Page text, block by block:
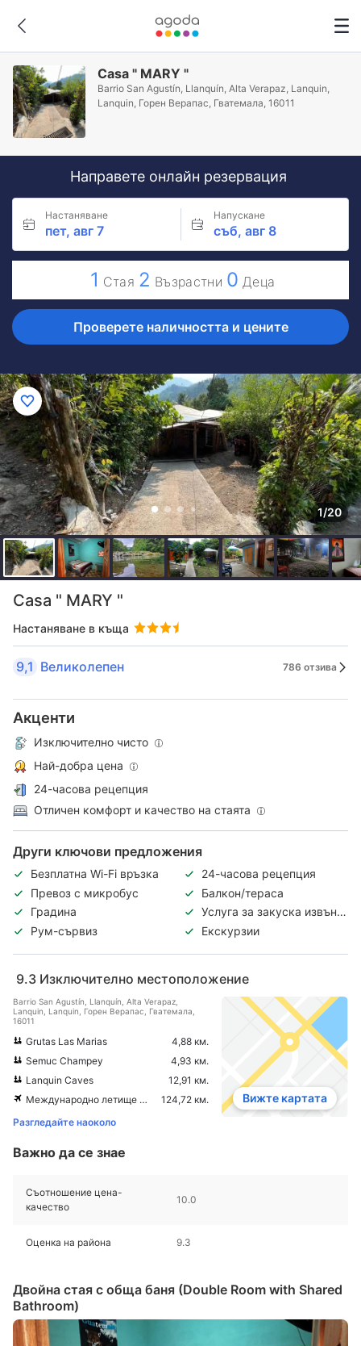
Casa " MARY "
Barrio San Agustín, Llanquín, Alta Verapaz, Lanquin,
Lanquin, Горен Верапас, Гватемала, 16011
Направете онлайн резервация
Настаняване
пет, авг 7
Напускане
съб, авг 8
1 Стая 2 Възрастни 0 Деца
Проверете наличността и цените
1/20
Casa " MARY "
Настаняване в къща
9,1 Великолепен 786 отзива
Акценти
Изключително чисто
Най-добра цена
24-часова рецепция
Отличен комфорт и качество на стаята
Други ключови предложения
Безплатна Wi-Fi връзка
24-часова рецепция
Превоз с микробус
Балкон/тераса
Градина
Услуга за закуска извън
ресторанта
Рум-сървиз Екскурзии
9.3 Изключително местоположение
Barrio San Agustín, Llanquín, Alta Verapaz,
Lanquin, Lanquin, Горен Верапас, Гватемала,
16011
Grutas Las Marias
4,88 км.
Semuc Champey
4,93 км.
Lanquin Caves
12,91 км.
Международно летище La Aurora
124,72 км.
Разгледайте наоколо
Вижте картата
Важно да се знае
Съотношение цена-
качество
10.0
Оценка на района 9.3
Двойна стая с обща баня (Double Room with Shared
Bathroom)